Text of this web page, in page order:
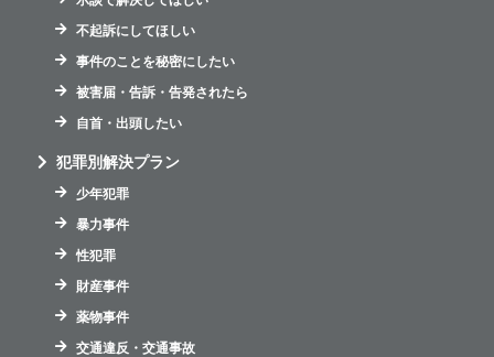
不起訴にしてほしい
事件のことを秘密にしたい
被害届・告訴・告発されたら
自首・出頭したい
犯罪別解決プラン
少年犯罪
暴力事件
性犯罪
財産事件
薬物事件
交通違反・交通事故